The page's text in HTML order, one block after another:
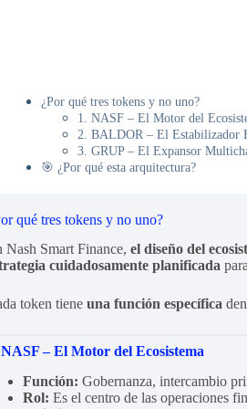
¿Por qué tres tokens y no uno?
1. NASF – El Motor del
2. BALDOR – El Estabilizador
3. GRUP – El Expansor
🎯 ¿Por qué esta arquitectura?
qué tres tokens y no uno?
Nash Smart Finance,el diseño del
cuidadosamente planificada
token tieneuna función específica
NASF – El Motor del Ecosistema
Función: Gobernanza, intercambio
Rol: Es el centro de las operaciones